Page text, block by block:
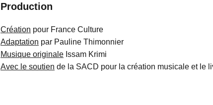
Production
Création pour France Culture
Adaptation par Pauline Thimonnier
Musique originaleIssam Krimi
Avec le soutien de la SACD pour la création musicale et le